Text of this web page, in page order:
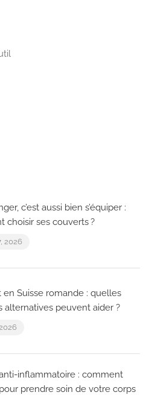
c’est aussi bien s’équiper :
choisir ses couverts ?
2026
en Suisse romande : quelles
alternatives peuvent aider ?
inflammatoire : comment
prendre soin de votre corps